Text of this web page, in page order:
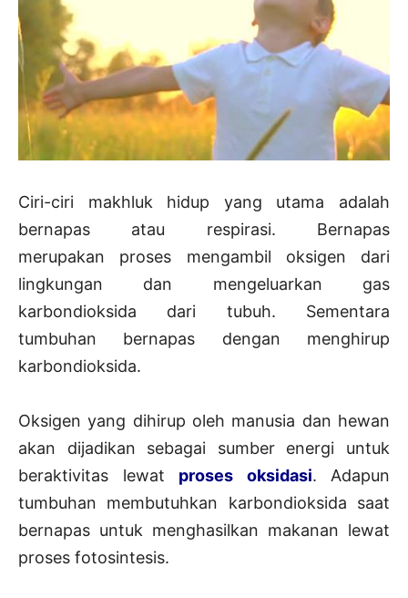
Ciri-ciri makhluk hidup yang utama adalah
bernapas atau respirasi. Bernapas
merupakan proses mengambil oksigen dari
lingkungan dan mengeluarkan gas
karbondioksida dari tubuh. Sementara
tumbuhan bernapas dengan menghirup
karbondioksida.
Oksigen yang dihirup oleh manusia dan hewan
akan dijadikan sebagai sumber energi untuk
beraktivitas lewat proses oksidasi. Adapun
tumbuhan membutuhkan karbondioksida saat
bernapas untuk menghasilkan makanan lewat
proses fotosintesis.